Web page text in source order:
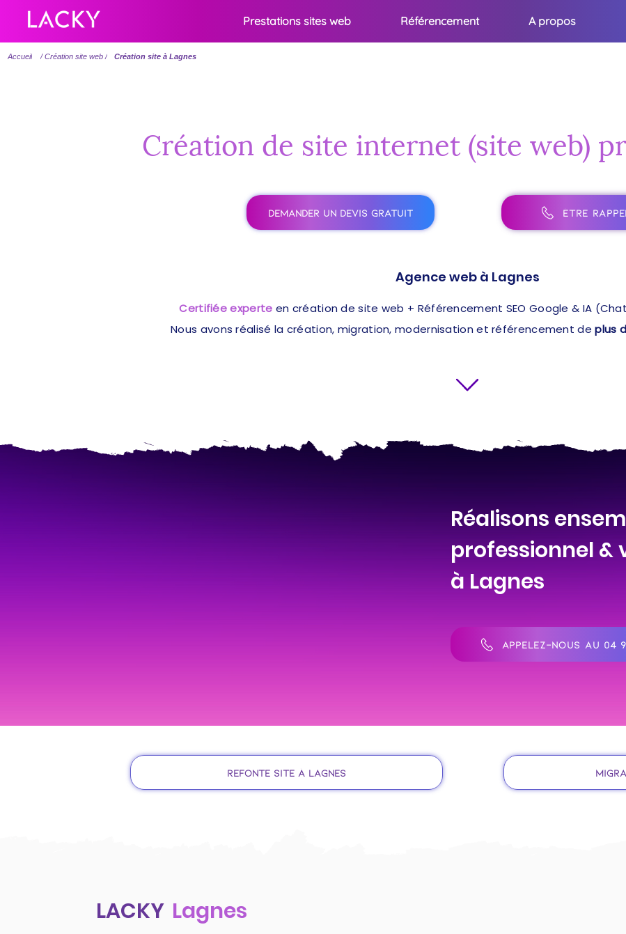
Prestations sites web Référencement A propos
Accueil / Création site web / Création site à Lagnes
Création de site internet (site web)
DEMANDER UN DEVIS GRATUIT ÊTRE
Agence web à Lagnes
Certifiée experte en création de site web + Référencement SEO Google & IA
Nous avons réalisé la création, migration, modernisation et référencement de plus
Réalisons
professionnel
à Lagnes
APPELEZ-NOUS AU 04
Refonte site à Lagnes
LACKY Lagnes